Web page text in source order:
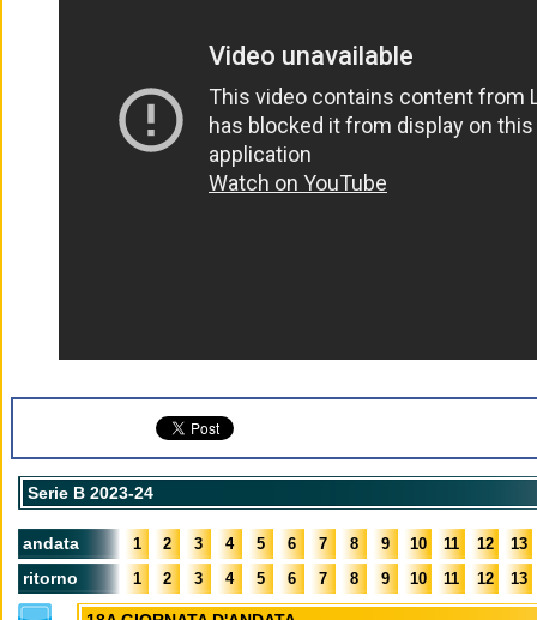
Serie B 2023-24
andata 1 2 3 4 5 6 7 8 9 10 11 12 13
ritorno 1 2 3 4 5 6 7 8 9 10 11 12 13